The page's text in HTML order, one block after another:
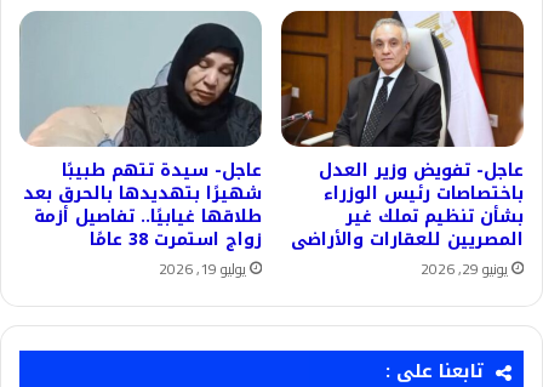
عاجل- تفويض وزير العدل
باختصاصات رئيس الوزراء
بشأن تنظيم تملك غير
المصريين للعقارات والأراضى
يونيو 29, 2026
عاجل- سيدة تتهم طبيبًا
شهيرًا بتهديدها بالحرق بعد
طلاقها غيابيًا.. تفاصيل أزمة
زواج استمرت 38 عامًا
يوليو 19, 2026
تابعنا على :